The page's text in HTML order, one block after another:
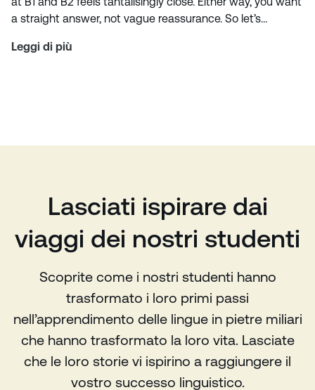
a straight answer, not vague reassurance. So let’s…
Leggi di più
Lasciati ispirare dai
viaggi dei nostri studenti
Scoprite come i nostri studenti hanno
trasformato i loro primi passi
nell’apprendimento delle lingue in pietre miliari
che hanno trasformato la loro vita. Lasciate
che le loro storie vi ispirino a raggiungere il
vostro successo linguistico.